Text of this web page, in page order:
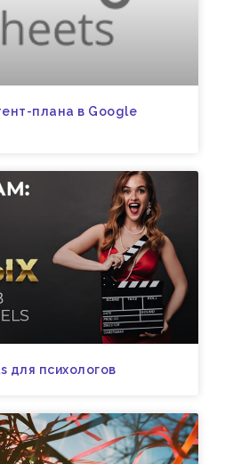
плана в Google
для психологов